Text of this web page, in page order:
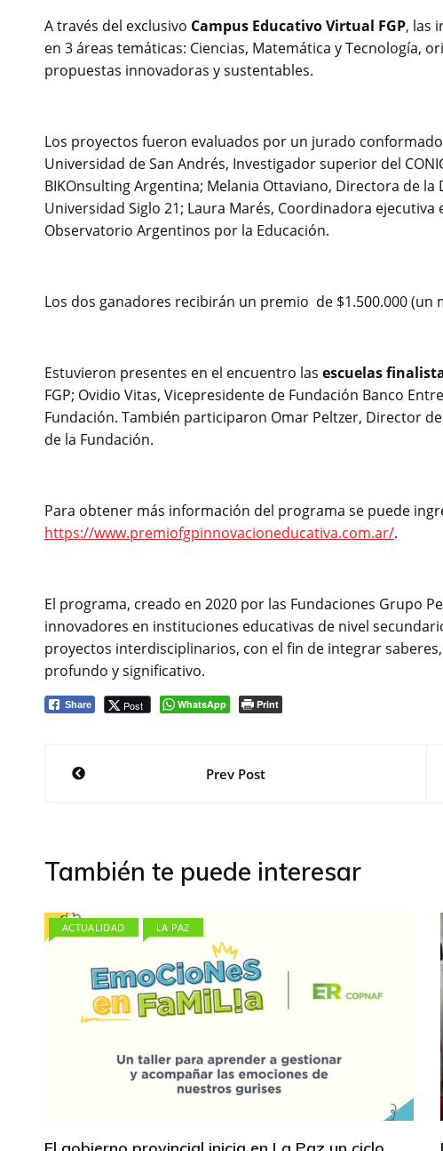
A través del exclusivo Campus Educativo Virtual FGP, las
en 3 áreas temáticas: Ciencias, Matemática y Tecnología,
propuestas innovadoras y sustentables.
Los proyectos fueron evaluados por un jurado
Universidad de San Andrés, Investigador superior del
BIKOnsulting Argentina; Melania Ottaviano, Directora de
Universidad Siglo 21; Laura Marés, Coordinadora
Observatorio Argentinos por la Educación.
Los dos ganadores recibirán un premio de $1.500.000
Estuvieron presentes en el encuentro las escuelas
FGP; Ovidio Vitas, Vicepresidente de Fundación Banco
Fundación. También participaron Omar Peltzer, Director
de la Fundación.
Para obtener más información del programa se puede
https://www.premiofgpinnovacioneducativa.com.ar/.
El programa, creado en 2020 por las Fundaciones Grupo
innovadores en instituciones educativas de nivel
proyectos interdisciplinarios, con el fin de integrar
profundo y significativo.
Share Post WhatsApp Print
NavegaciónPrev Post
También te puede interesar
ACTUALIDAD LA PAZ